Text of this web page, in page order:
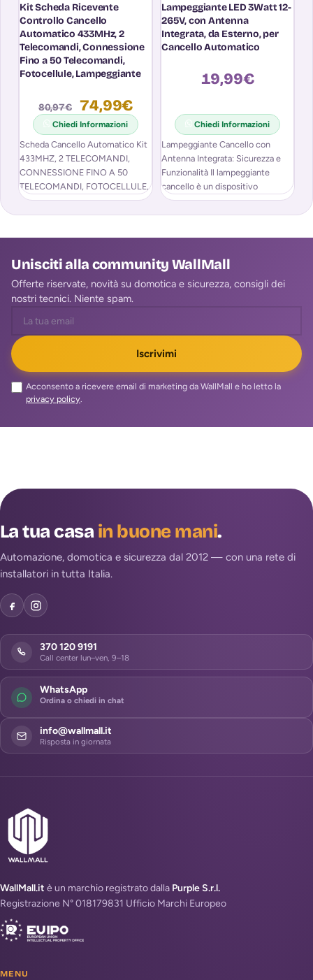
Kit Scheda Ricevente
Controllo Cancello
Automatico 433MHz, 2
Telecomandi, Connessione
Fino a 50 Telecomandi,
Fotocellule, Lampeggiante
80,97€ 74,99€
Chiedi Informazioni
Scheda Cancello Automatico Kit
433MHZ, 2 TELECOMANDI,
CONNESSIONE FINO A 50
TELECOMANDI, FOTOCELLULE,
LAMPEGGIANTE
Lampeggiante LED 3Watt 12-
265V, con Antenna
Integrata, da Esterno, per
Cancello Automatico
19,99€
Chiedi Informazioni
Lampeggiante Cancello con
Antenna Integrata: Sicurezza e
Funzionalità Il lampeggiante
cancello è un dispositivo
fondamentale per segnalare il
movimento di
Unisciti alla community WallMall
Offerte riservate, novità su domotica e sicurezza, consigli dei
nostri tecnici. Niente spam.
Iscrivimi
Acconsento a ricevere email di marketing da WallMall e ho letto la
privacy policy.
La tua casain buone mani.
Automazione, domotica e sicurezza dal 2012 — con una rete di
installatori in tutta Italia.
370 120 9191
Call center lun–ven, 9–18
WhatsApp
Ordina o chiedi in chat
info@wallmall.it
Risposta in giornata
WallMall.it è un marchio registrato dalla Purple S.r.l.
Registrazione N° 018179831 Ufficio Marchi Europeo
MENU